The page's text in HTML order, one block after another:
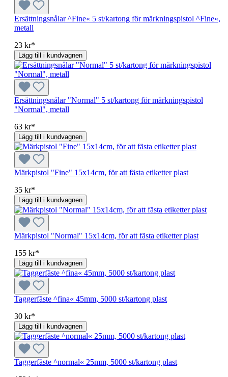
Ersättningsnålar ^Fine« 5 st/kartong för märkningspistol ^Fine«,
metall
23 kr*
Lägg till i kundvagnen
Ersättningsnålar "Normal" 5 st/kartong för märkningspistol
"Normal", metall
63 kr*
Lägg till i kundvagnen
Märkpistol "Fine" 15x14cm, för att fästa etiketter plast
35 kr*
Lägg till i kundvagnen
Märkpistol "Normal" 15x14cm, för att fästa etiketter plast
155 kr*
Lägg till i kundvagnen
Taggerfäste ^fina« 45mm, 5000 st/kartong plast
30 kr*
Lägg till i kundvagnen
Taggerfäste ^normal« 25mm, 5000 st/kartong plast